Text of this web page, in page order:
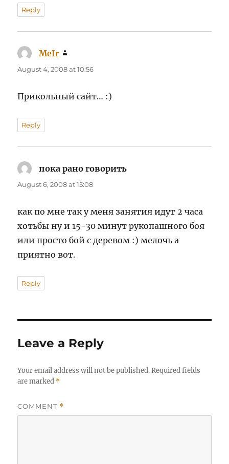
Reply
MeIr
August 4, 2008 at 10:56
Прикольный сайт… :)
Reply
пока рано говорить
August 6, 2008 at 15:08
как по мне так у меня занятия идут 2 часа
хотьбы ну и 15-30 минут рукопашного боя
или просто бой с деревом :) мелочь а
приятно вот.
Reply
Leave a Reply
Your email address will not be published. Required fields
are marked *
COMMENT *